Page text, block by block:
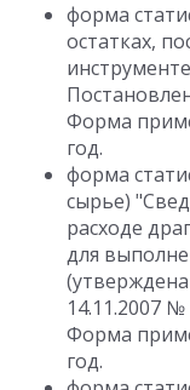
форма
остатках,
Форма
год.
форма
сырье)
расходе
для
14.11.2007 №
Форма
год.